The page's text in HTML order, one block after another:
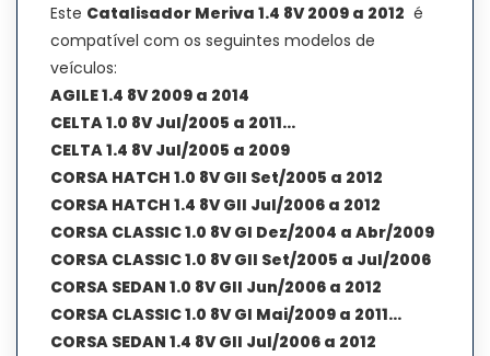
Este Catalisador Meriva 1.4 8V 2009 a 2012 é
compatível com os seguintes modelos de
veículos:
AGILE 1.4 8V 2009 a 2014
CELTA 1.0 8V Jul/2005 a 2011…
CELTA 1.4 8V Jul/2005 a 2009
CORSA HATCH 1.0 8V GII Set/2005 a 2012
CORSA HATCH 1.4 8V GII Jul/2006 a 2012
CORSA CLASSIC 1.0 8V GI Dez/2004 a Abr/2009
CORSA CLASSIC 1.0 8V GII Set/2005 a Jul/2006
CORSA SEDAN 1.0 8V GII Jun/2006 a 2012
CORSA CLASSIC 1.0 8V GI Mai/2009 a 2011…
CORSA SEDAN 1.4 8V GII Jul/2006 a 2012